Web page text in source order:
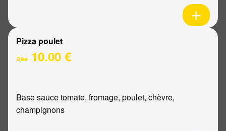
Pizza poulet
Dès 10.00 €
Base sauce tomate, fromage, poulet, chèvre,
champignons